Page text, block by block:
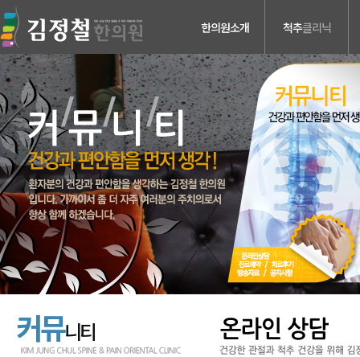
한의원소개 척추클리닉
의료진소개
진료안내
검사장비소개
치료장비소개
병원둘러보기
찾아오시는길
허리디스크
목디스크
척추관 협착증
척추분리증 &
척추전방전위증
척추수술후유증
커뮤니티